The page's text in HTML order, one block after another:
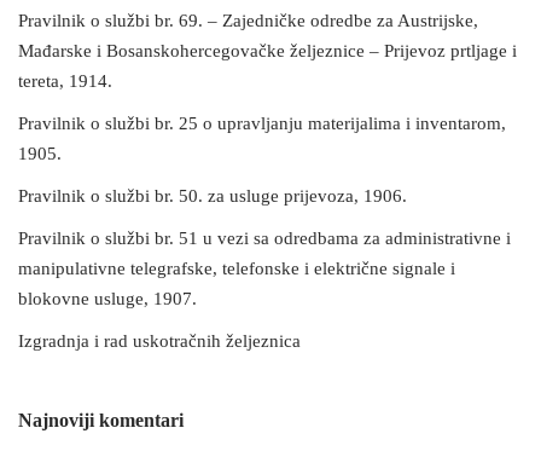
Pravilnik o službi br. 69. – Zajedničke odredbe za Austrijske,
Mađarske i Bosanskohercegovačke željeznice – Prijevoz prtljage i
tereta, 1914.
Pravilnik o službi br. 25 o upravljanju materijalima i inventarom,
1905.
Pravilnik o službi br. 50. za usluge prijevoza, 1906.
Pravilnik o službi br. 51 u vezi sa odredbama za administrativne i
manipulativne telegrafske, telefonske i električne signale i
blokovne usluge, 1907.
Izgradnja i rad uskotračnih željeznica
Najnoviji komentari